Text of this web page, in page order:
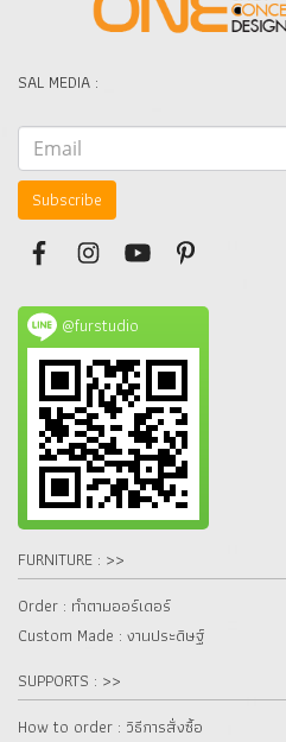
SAL MEDIA :
Subscribe
@furstudio
FURNITURE : >>
Order : ทำตามออร์เดอร์
Custom Made : งานประดิษฐ์
SUPPORTS : >>
How to order : วิธีการสั่งซื้อ